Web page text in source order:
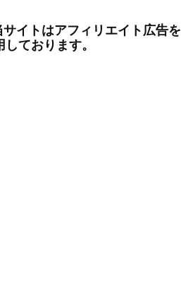
イトはアフィリエイト広告を
しております。